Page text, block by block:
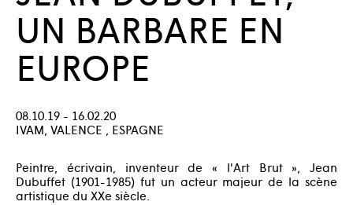
UN BARBARE EN
EUROPE
08.10.19 - 16.02.20
IVAM, VALENCE , ESPAGNE
Peintre, écrivain, inventeur de « l'Art Brut », Jean
Dubuffet (1901-1985) fut un acteur majeur de la scène
artistique du XXe siècle.